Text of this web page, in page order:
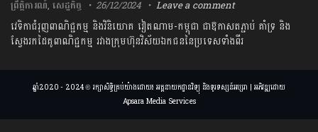
ព្រឹត្តិការណ៍,សេដ្ឋកិច្ច 26/12/2024 Leave a comment
វេទិកាជំរុញពាណិជ្ជកម្ម និងវិនិយោគ វៀតណាម-កម្ពុជា ជាឱកាសតភ្ជាប់ គាំទ្រ និង
ស្វែងរកដៃគូពាណិជ្ជកម្ម រវាងក្រុមហ៊ុនវិស័យឯកជននៃប្រទេសទាំងពីរ
ឆ្នាំ2020 - 2024 © រក្សាសិទ្ធិគ្រប់យ៉ាងដោយ៖ អគ្គនាយកដ្ឋានវិទ្យុ និងទូរទស្សន៍អប្សរា | អភិវឌ្ឍដោយ
Apsara Media Services